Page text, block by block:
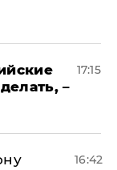
–
17:15
16:42